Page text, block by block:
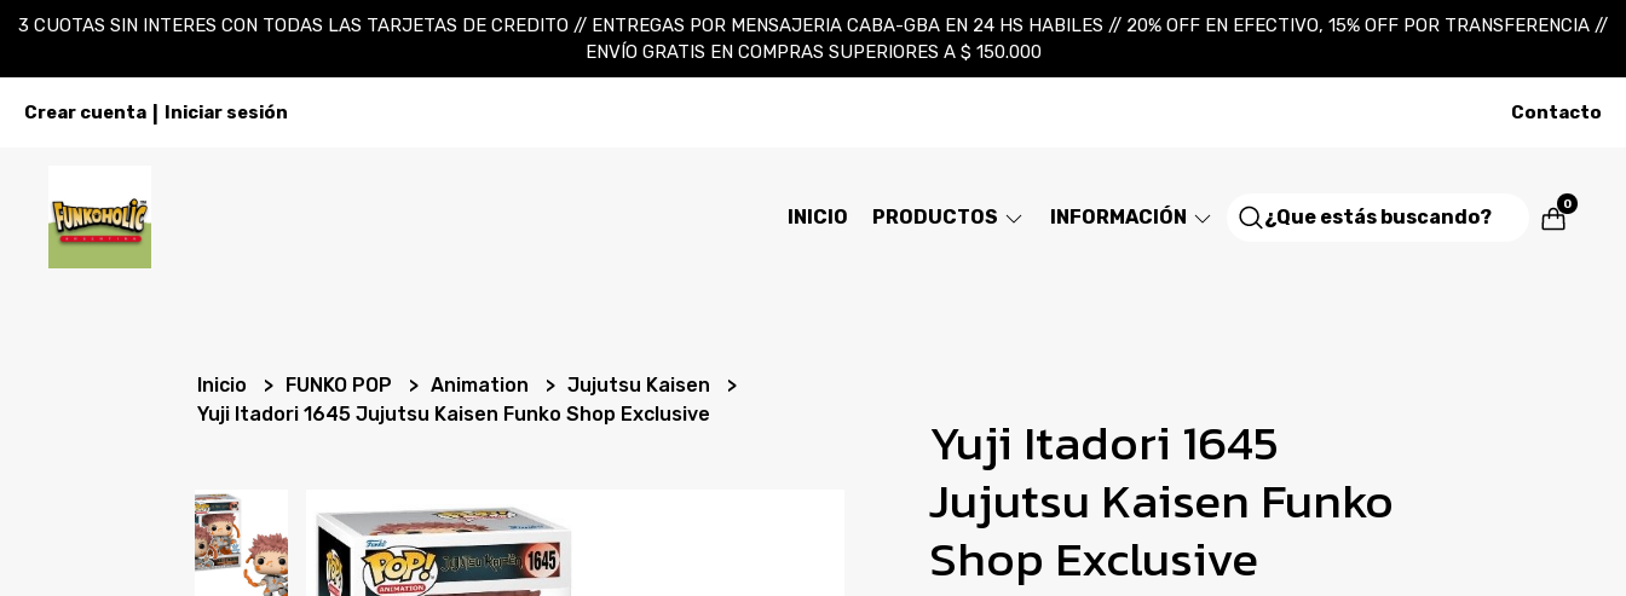
3 CUOTAS SIN INTERES CON TODAS LAS TARJETAS DE CREDITO // ENTREGAS POR MENSAJERIA CABA-GBA EN 24 HS HABILES // 20% OFF EN EFECTIVO, 15% OFF POR TRANSFERENCIA //
ENVÍO GRATIS EN COMPRAS SUPERIORES A $ 150.000
Crear cuenta Iniciar sesión Contacto
INICIO PRODUCTOS INFORMACIÓN
0
Inicio FUNKO POP Animation
Jujutsu Kaisen
Yuji Itadori 1645 Jujutsu Kaisen Funko Shop Exclusive
Yuji Itadori 1645
Jujutsu Kaisen Funko
Shop Exclusive